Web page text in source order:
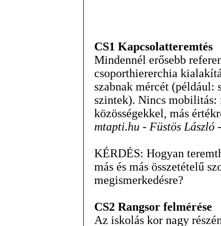
CS1 Kapcsolatteremtés
Mindennél erősebb
csoporthiererchia
szabnak mércét (például:
szintek). Nincs mobilitás:
közösségekkel, más
mtapti.hu - Füstös László
KÉRDÉS: Hogyan
más és más összetételű
megismerkedésre?
CS2 Rangsor felmérése
Az iskolás kor nagy